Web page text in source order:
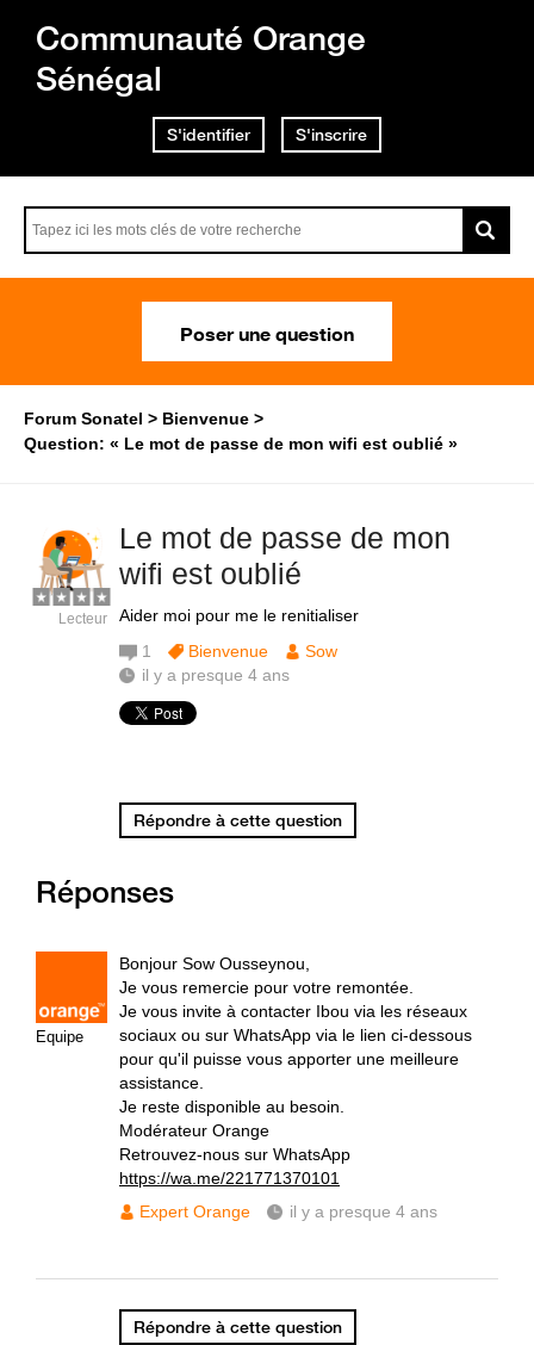
Communauté Orange
Sénégal
S'identifier S'inscrire
Poser une question
Forum Sonatel
Bienvenue
Question: « Le mot de passe de mon wifi est oublié »
Le mot de passe de mon
wifi est oublié
Aider moi pour me le renitialiser
Lecteur
1 Bienvenue
Sow
il y a presque 4 ans
Répondre à cette question
Réponses
Equipe
Bonjour Sow Ousseynou,
Je vous remercie pour votre remontée.
Je vous invite à contacter Ibou via les réseaux
sociaux ou sur WhatsApp via le lien ci-dessous
pour qu'il puisse vous apporter une meilleure
assistance.
Je reste disponible au besoin.
Modérateur Orange
Retrouvez-nous sur WhatsApp
https://wa.me/221771370101
Expert Orange
il y a presque 4 ans
Répondre à cette question